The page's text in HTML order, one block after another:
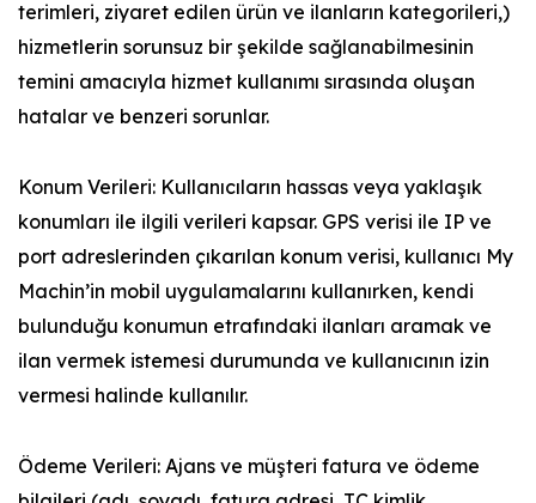
terimleri, ziyaret edilen ürün ve ilanların kategorileri,)
hizmetlerin sorunsuz bir şekilde sağlanabilmesinin
temini amacıyla hizmet kullanımı sırasında oluşan
hatalar ve benzeri sorunlar.
Konum Verileri: Kullanıcıların hassas veya yaklaşık
konumları ile ilgili verileri kapsar. GPS verisi ile IP ve
port adreslerinden çıkarılan konum verisi, kullanıcı My
Machin’in mobil uygulamalarını kullanırken, kendi
bulunduğu konumun etrafındaki ilanları aramak ve
ilan vermek istemesi durumunda ve kullanıcının izin
vermesi halinde kullanılır.
Ödeme Verileri: Ajans ve müşteri fatura ve ödeme